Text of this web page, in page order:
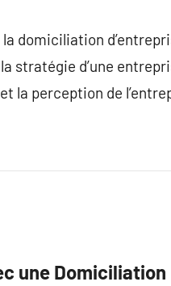
domiciliation
stratégie d’une
la perception de
une Domiciliation